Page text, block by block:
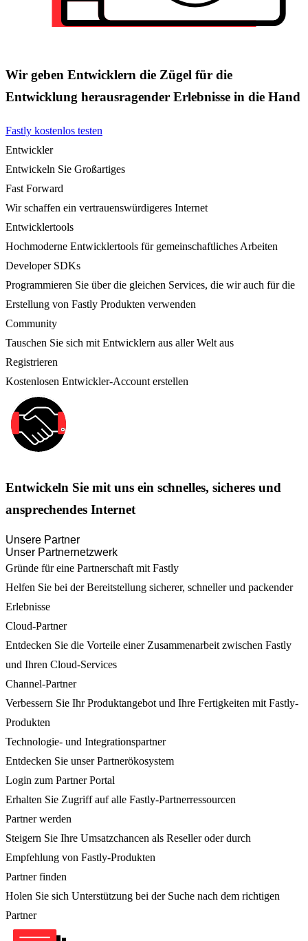
Wir geben Entwicklern die Zügel für die
Entwicklung herausragender Erlebnisse in die Hand
Fastly kostenlos testen
Entwickler
Entwickeln Sie Großartiges
Fast Forward
Wir schaffen ein vertrauenswürdigeres Internet
Entwicklertools
Hochmoderne Entwicklertools für gemeinschaftliches Arbeiten
Developer SDKs
Programmieren Sie über die gleichen Services, die wir auch für die
Erstellung von Fastly Produkten verwenden
Community
Tauschen Sie sich mit Entwicklern aus aller Welt aus
Registrieren
Kostenlosen Entwickler-Account erstellen
Entwickeln Sie mit uns ein schnelles, sicheres und
ansprechendes Internet
Unsere Partner
Unser Partnernetzwerk
Gründe für eine Partnerschaft mit Fastly
Helfen Sie bei der Bereitstellung sicherer, schneller und packender
Erlebnisse
Cloud-Partner
Entdecken Sie die Vorteile einer Zusammenarbeit zwischen Fastly
und Ihren Cloud-Services
Channel-Partner
Verbessern Sie Ihr Produktangebot und Ihre Fertigkeiten mit Fastly-
Produkten
Technologie- und Integrationspartner
Entdecken Sie unser Partnerökosystem
Login zum Partner Portal
Erhalten Sie Zugriff auf alle Fastly-Partnerressourcen
Partner werden
Steigern Sie Ihre Umsatzchancen als Reseller oder durch
Empfehlung von Fastly-Produkten
Partner finden
Holen Sie sich Unterstützung bei der Suche nach dem richtigen
Partner